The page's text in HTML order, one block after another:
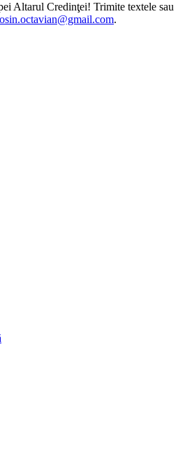
Altarul Credinţei! Trimite textele sau
.